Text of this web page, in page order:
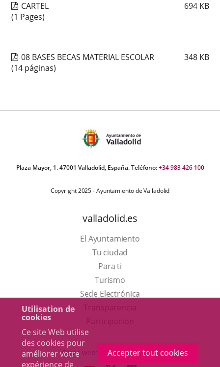
Utilisation de
cookies
Ce site Web utilise
des cookies pour
améliorer votre
expérience de
Accepter tout cookies
CARTEL 694 KB
(1 Pages)
08 BASES BECAS MATERIAL ESCOLAR 348 KB
(14 páginas)
Plaza Mayor, 1. 47001 Valladolid, España. Teléfono:+34 983 426 100
Copyright 2025 - Ayuntamiento de Valladolid
valladolid.es
El Ayuntamiento
Tu ciudad
Para ti
TurismoEste
enlace
una
ventana
Sede Electrónica
externa.
Otras webs del ayuntamiento